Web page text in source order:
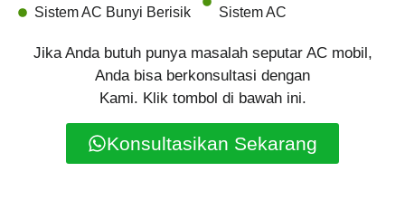
Sistem AC Bunyi Berisik
Sistem AC
Jika Anda butuh punya masalah seputar AC mobil,
Anda bisa berkonsultasi dengan
Kami. Klik tombol di bawah ini.
Konsultasikan Sekarang